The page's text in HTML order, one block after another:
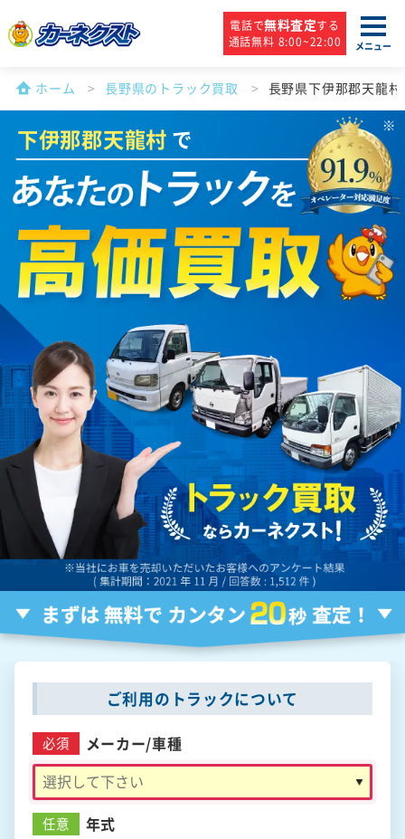
電話で無料査定する
通話無料 8:00~22:00
メニュー
ホーム 長野県のトラック買取 長野県下伊那郡天龍
下伊那郡天龍村 で
ご利用のトラックについて
必須 メーカー/車種
任意 年式